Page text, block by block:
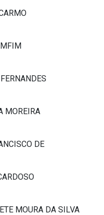
DO CARMO
BOMFIM
MOREIRA
DE
CARDOSO
MOURA DA SILVA